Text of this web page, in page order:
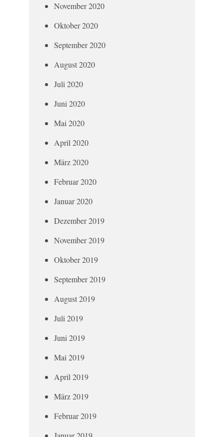
November 2020
Oktober 2020
September 2020
August 2020
Juli 2020
Juni 2020
Mai 2020
April 2020
März 2020
Februar 2020
Januar 2020
Dezember 2019
November 2019
Oktober 2019
September 2019
August 2019
Juli 2019
Juni 2019
Mai 2019
April 2019
März 2019
Februar 2019